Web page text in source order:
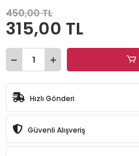
450,00 TL
315,00 TL
Hızlı Gönderi
Güvenli Alışveriş